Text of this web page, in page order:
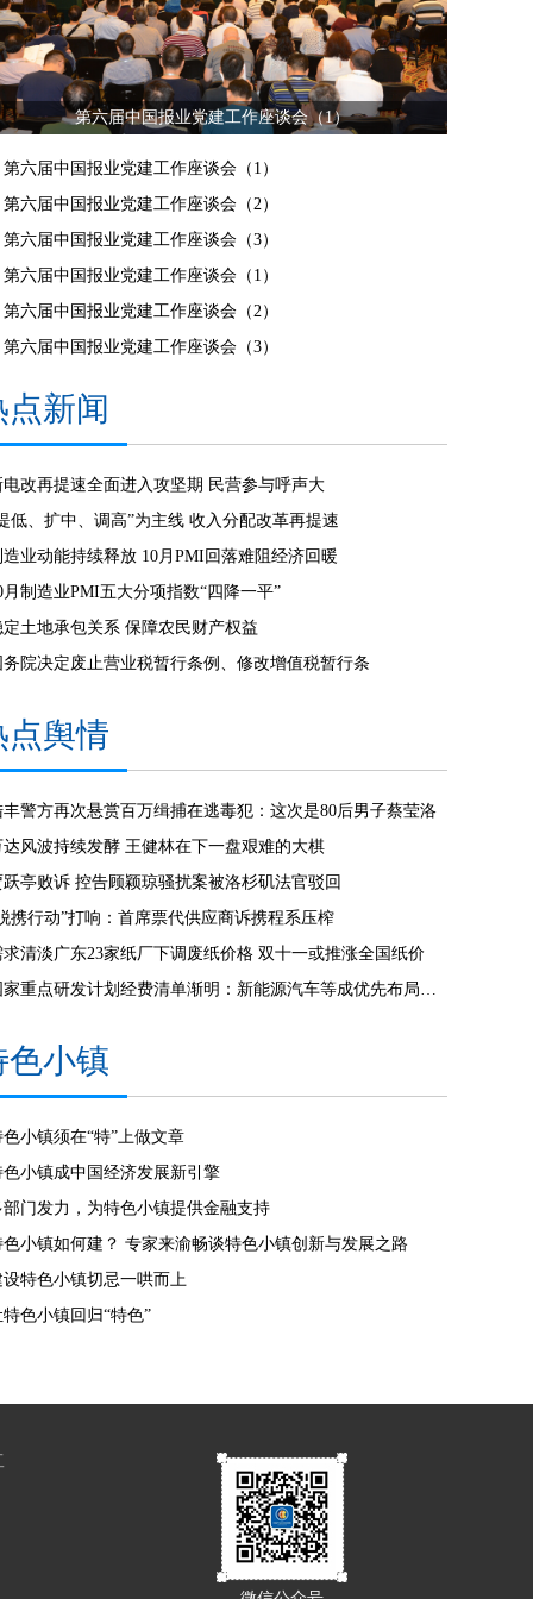
第六届中国报业党建工作座谈会（1）
第六届中国报业党建工作座谈会（1）
第六届中国报业党建工作座谈会（2）
第六届中国报业党建工作座谈会（3）
第六届中国报业党建工作座谈会（1）
第六届中国报业党建工作座谈会（2）
第六届中国报业党建工作座谈会（3）
点新闻
电改再提速全面进入攻坚期 民营参与呼声大
低、扩中、调高”为主线 收入分配改革再提速
造业动能持续释放 10月PMI回落难阻经济回暖
月制造业PMI五大分项指数“四降一平”
定土地承包关系 保障农民财产权益
务院决定废止营业税暂行条例、修改增值税暂行条
点舆情
丰警方再次悬赏百万缉捕在逃毒犯：这次是80后男子蔡莹洛
达风波持续发酵 王健林在下一盘艰难的大棋
跃亭败诉 控告顾颖琼骚扰案被洛杉矶法官驳回
携行动”打响：首席票代供应商诉携程系压榨
求清淡广东23家纸厂下调废纸价格 双十一或推涨全国纸价
国家重点研发计划经费清单渐明：新能源汽车等成优先布局行业
色小镇
色小镇须在“特”上做文章
色小镇成中国经济发展新引擎
部门发力，为特色小镇提供金融支持
色小镇如何建？ 专家来渝畅谈特色小镇创新与发展之路
设特色小镇切忌一哄而上
特色小镇回归“特色”